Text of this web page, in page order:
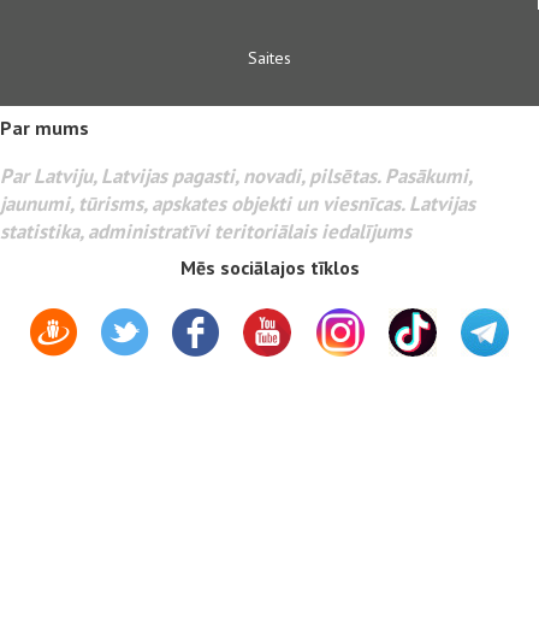
Saites
Par mums
Par Latviju, Latvijas pagasti, novadi, pilsētas. Pasākumi,
jaunumi, tūrisms, apskates objekti un viesnīcas. Latvijas
statistika, administratīvi teritoriālais iedalījums
Mēs sociālajos tīklos